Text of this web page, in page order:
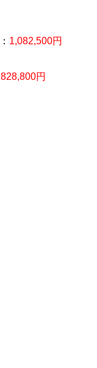
： 1,082,500円
828,800円